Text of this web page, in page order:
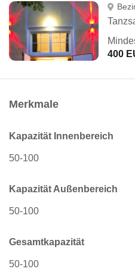
400
Merkmale
Kapazität Innenbereich
50-100
Kapazität Außenbereich
50-100
Gesamtkapazität
50-100